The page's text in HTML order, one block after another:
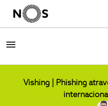
Vishing | Phishing